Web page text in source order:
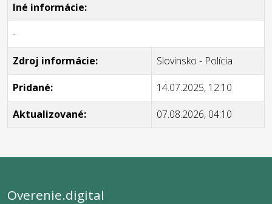
Iné informácie:
-
Zdroj informácie:
Slovinsko - Polícia
Pridané:
14.07.2025, 12:10
Aktualizované:
07.08.2026, 04:10
Overenie.digital